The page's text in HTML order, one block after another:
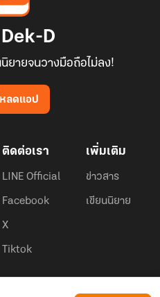
D
ยายจนวางมือถือไม่ลง!
ลดแอป
ติดต่อเรา
LINE Official
Facebook
X
Tiktok
เพิ่มเติม
ข่าวสาร
เขียนนิยาย